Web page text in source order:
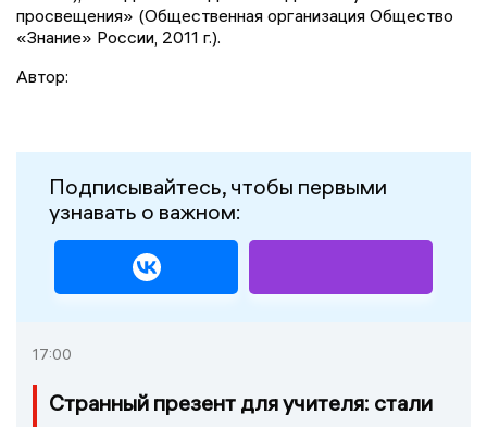
просвещения» (Общественная организация Общество
«Знание» России, 2011 г.).
Автор:
Подписывайтесь, чтобы первыми
узнавать о важном:
17:00
Странный презент для учителя: стали